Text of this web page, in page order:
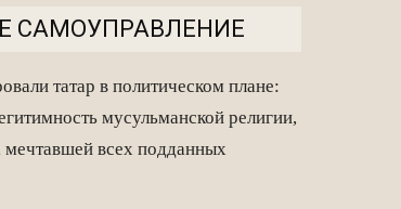
САМОУПРАВЛЕНИЕ
татар в политическом плане:
мусульманской религии,
всех подданных